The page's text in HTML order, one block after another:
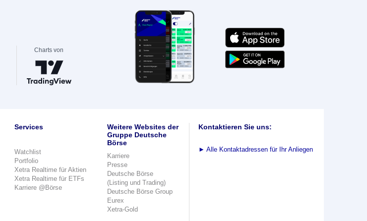
Charts von
Services
Watchlist
Portfolio
Xetra Realtime für Aktien
Xetra Realtime für ETFs
Karriere @Börse
Weitere Websites der
Gruppe Deutsche
Börse
Karriere
Presse
Deutsche Börse
(Listing und Trading)
Deutsche Börse Group
Eurex
Xetra-Gold
Kontaktieren Sie uns:
► Alle Kontaktadressen für Ihr Anliegen